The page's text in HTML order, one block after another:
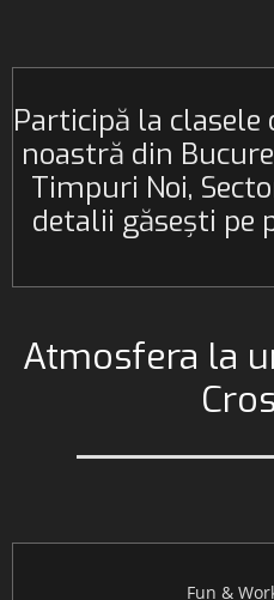
Participă la clasele
noastră din
Timpuri Noi,
detalii găsești pe
Atmosfera la
Fun &